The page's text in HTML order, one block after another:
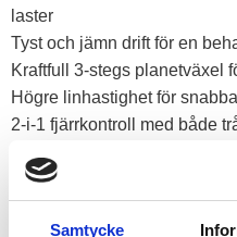
Samtycke
laster
Tyst och jämn drift för en
Kraftfull 3-stegs planetväxel
Högre linhastighet för
2-i-1 fjärrkontroll med både
Levereras med
för
slitstyrka